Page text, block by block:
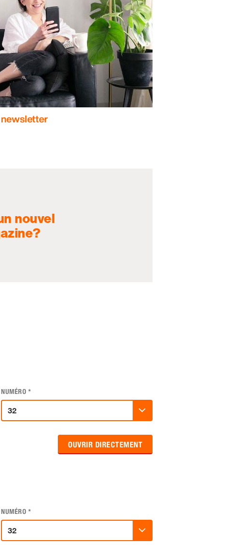
nouvel
NUMÉRO *
OUVRIR DIRECTEMENT
NUMÉRO *